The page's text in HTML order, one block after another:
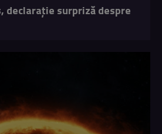
declarație surpriză despre